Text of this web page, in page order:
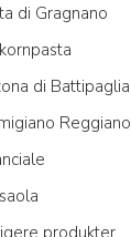
di Gragnano
di Battipaglia
Reggiano
produkter